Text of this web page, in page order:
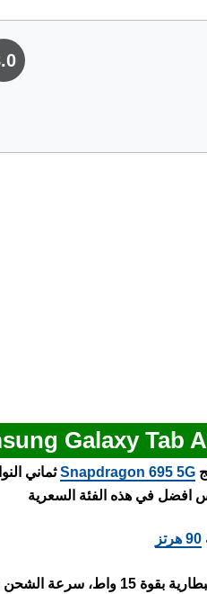
Snapdragon 695 5G
90 هرتز
التابلت يدعم الشحن السريع